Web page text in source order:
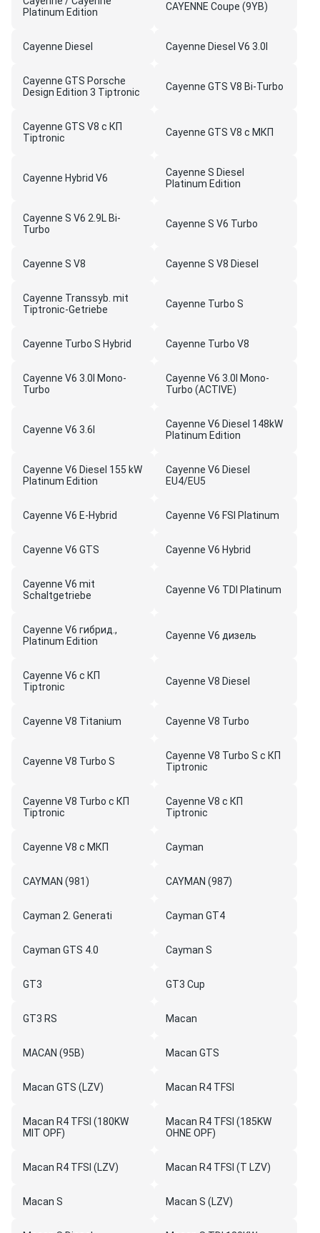
Platinum Edition
CAYENNE Coupe (9YB)
Cayenne Diesel Cayenne Diesel V6 3.0l
Cayenne GTS Porsche
Design Edition 3 Tiptronic
Cayenne GTS V8 Bi-Turbo
Cayenne GTS V8 с КП
Tiptronic
Cayenne GTS V8 с МКП
Cayenne Hybrid V6
Cayenne S Diesel
Platinum Edition
Cayenne S V6 2.9L Bi-
Turbo
Cayenne S V6 Turbo
Cayenne S V8 Cayenne S V8 Diesel
Cayenne Transsyb. mit
Tiptronic-Getriebe
Cayenne Turbo S
Cayenne Turbo S Hybrid Cayenne Turbo V8
Cayenne V6 3.0l Mono-
Turbo
Cayenne V6 3.0l Mono-
Turbo (ACTIVE)
Cayenne V6 3.6l
Cayenne V6 Diesel 148kW
Platinum Edition
Cayenne V6 Diesel 155 kW
Platinum Edition
Cayenne V6 Diesel
EU4/EU5
Cayenne V6 E-Hybrid Cayenne V6 FSI Platinum
Cayenne V6 GTS Cayenne V6 Hybrid
Cayenne V6 mit
Schaltgetriebe
Cayenne V6 TDI Platinum
Cayenne V6 гибрид.,
Platinum Edition
Cayenne V6 дизель
Cayenne V6 с КП
Tiptronic
Cayenne V8 Diesel
Cayenne V8 Titanium Cayenne V8 Turbo
Cayenne V8 Turbo S
Cayenne V8 Turbo S с КП
Tiptronic
Cayenne V8 Turbo с КП
Tiptronic
Cayenne V8 с КП
Tiptronic
Cayenne V8 с МКП Cayman
CAYMAN (981) CAYMAN (987)
Cayman 2. Generati Cayman GT4
Cayman GTS 4.0 Cayman S
GT3 GT3 Cup
GT3 RS Macan
MACAN (95B) Macan GTS
Macan GTS (LZV) Macan R4 TFSI
Macan R4 TFSI (180KW
MIT OPF)
Macan R4 TFSI (185KW
OHNE OPF)
Macan R4 TFSI (LZV) Macan R4 TFSI (T LZV)
Macan S Macan S (LZV)